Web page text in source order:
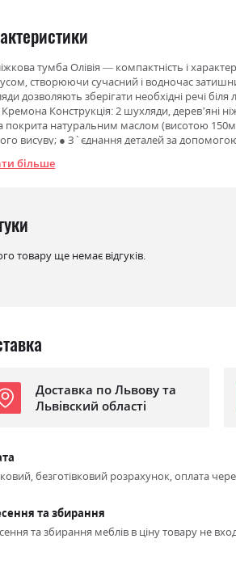
тумба Олівія — компактність і
створюючи сучасний і водночас
дозволяють зберігати необхідні речі
Конструкція: 2 шухляди, дерев’яні
покрита натуральним маслом (висотою
висуву; ● З`єднання деталей за
більше
товару ще немає відгуків.
Доставка по Львову та
Львівский області
безготівковий розрахунок, оплата
та збирання
та збирання меблів в ціну товару не